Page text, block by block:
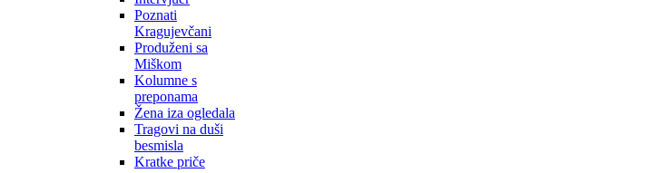
Poznati
Kragujevčani
Produženi sa
Miškom
Kolumne s
preponama
Žena iza ogledala
Tragovi na duši
besmisla
Kratke priče